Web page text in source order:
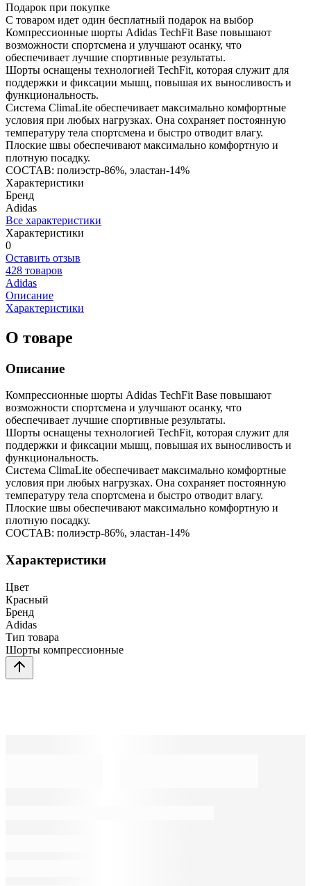
Подарок при покупке
С товаром идет один бесплатный подарок на выбор
Компрессионные шорты Adidas TechFit Base повышают
возможности спортсмена и улучшают осанку, что
обеспечивает лучшие спортивные результаты.
Шорты оснащены технологией TechFit, которая служит для
поддержки и фиксации мышц, повышая их выносливость и
функциональность.
Система ClimaLite обеспечивает максимально комфортные
условия при любых нагрузках. Она сохраняет постоянную
температуру тела спортсмена и быстро отводит влагу.
Плоские швы обеспечивают максимально комфортную и
плотную посадку.
СОСТАВ: полиэстр-86%, эластан-14%
Характеристики
Бренд
Adidas
Все характеристики
Характеристики
0
Оставить отзыв
428 товаров
Adidas
Описание
Характеристики
О товаре
Описание
Компрессионные шорты Adidas TechFit Base повышают
возможности спортсмена и улучшают осанку, что
обеспечивает лучшие спортивные результаты.
Шорты оснащены технологией TechFit, которая служит для
поддержки и фиксации мышц, повышая их выносливость и
функциональность.
Система ClimaLite обеспечивает максимально комфортные
условия при любых нагрузках. Она сохраняет постоянную
температуру тела спортсмена и быстро отводит влагу.
Плоские швы обеспечивают максимально комфортную и
плотную посадку.
СОСТАВ: полиэстр-86%, эластан-14%
Характеристики
Цвет
Красный
Бренд
Adidas
Тип товара
Шорты компрессионные